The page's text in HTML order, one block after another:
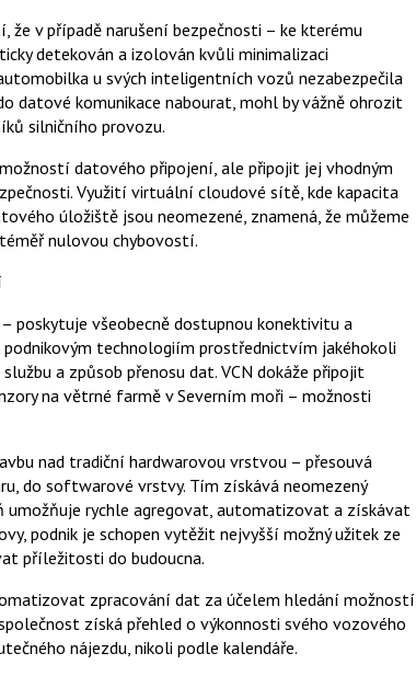
v případě narušení bezpečnosti – ke kterému
detekován a izolován kvůli minimalizaci
u svých inteligentních vozů nezabezpečila
datové komunikace nabourat, mohl by vážně ohrozit
silničního provozu.
datového připojení, ale připojit jej vhodným
Využití virtuální cloudové sítě, kde kapacita
úložiště jsou neomezené, znamená, že můžeme
nulovou chybovostí.
poskytuje všeobecně dostupnou konektivitu a
technologiím prostřednictvím jakéhokoli
a způsob přenosu dat. VCN dokáže připojit
na větrné farmě v Severním moři – možnosti
nad tradiční hardwarovou vrstvou – přesouvá
do softwarové vrstvy. Tím získává neomezený
umožňuje rychle agregovat, automatizovat a získávat
podnik je schopen vytěžit nejvyšší možný užitek ze
příležitosti do budoucna.
zpracování dat za účelem hledání možností
získá přehled o výkonnosti svého vozového
nájezdu, nikoli podle kalendáře.